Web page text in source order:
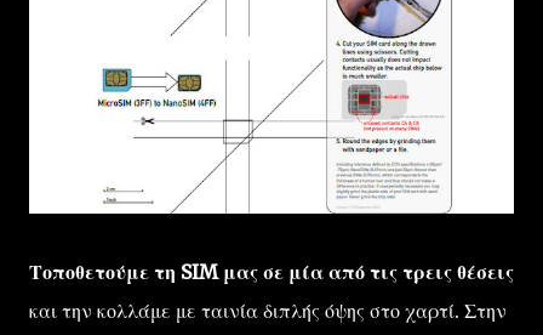
Τοποθετούμε τη SIM μας σε μία από τις τρεις θέσεις
και την κολλάμε με ταινία διπλής όψης στο χαρτί. Στην